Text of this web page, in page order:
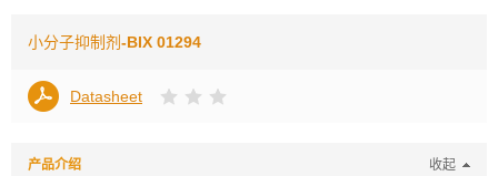
小分子抑制剂-BIX 01294
Datasheet
产品介绍 收起